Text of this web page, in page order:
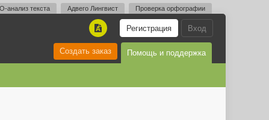
анализ текста Адвего Лингвист Проверка орфографии
Вход
Регистрация
A
Помощь и поддержка
Создать заказ